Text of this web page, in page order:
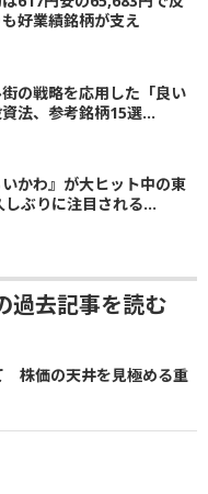
好業績銘柄が支え
街の戦略を応用した「良い
法、参考銘柄15選...
いかわ』が大ヒット中の東
ぶりに注目される...
過去記事を読む
株価の天井を見極める重